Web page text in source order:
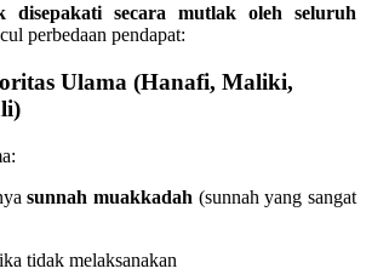
disepakati secara mutlak oleh seluruh
perbedaan pendapat:
Ulama (Hanafi, Maliki,
sunnah muakkadah (sunnah yang sangat
tidak melaksanakan